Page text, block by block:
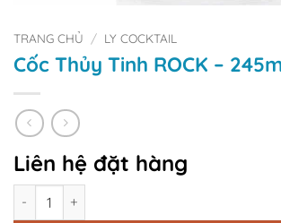
TRANG CHỦ / LY COCKTAIL
Cốc Thủy Tinh ROCK –
Liên hệ đặt hàng
Số lượng